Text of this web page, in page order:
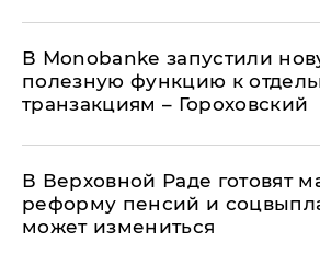
В Мonobankе запустили
полезную функцию к
транзакциям – Гороховский
В Верховной Раде готовят
реформу пенсий и
может измениться